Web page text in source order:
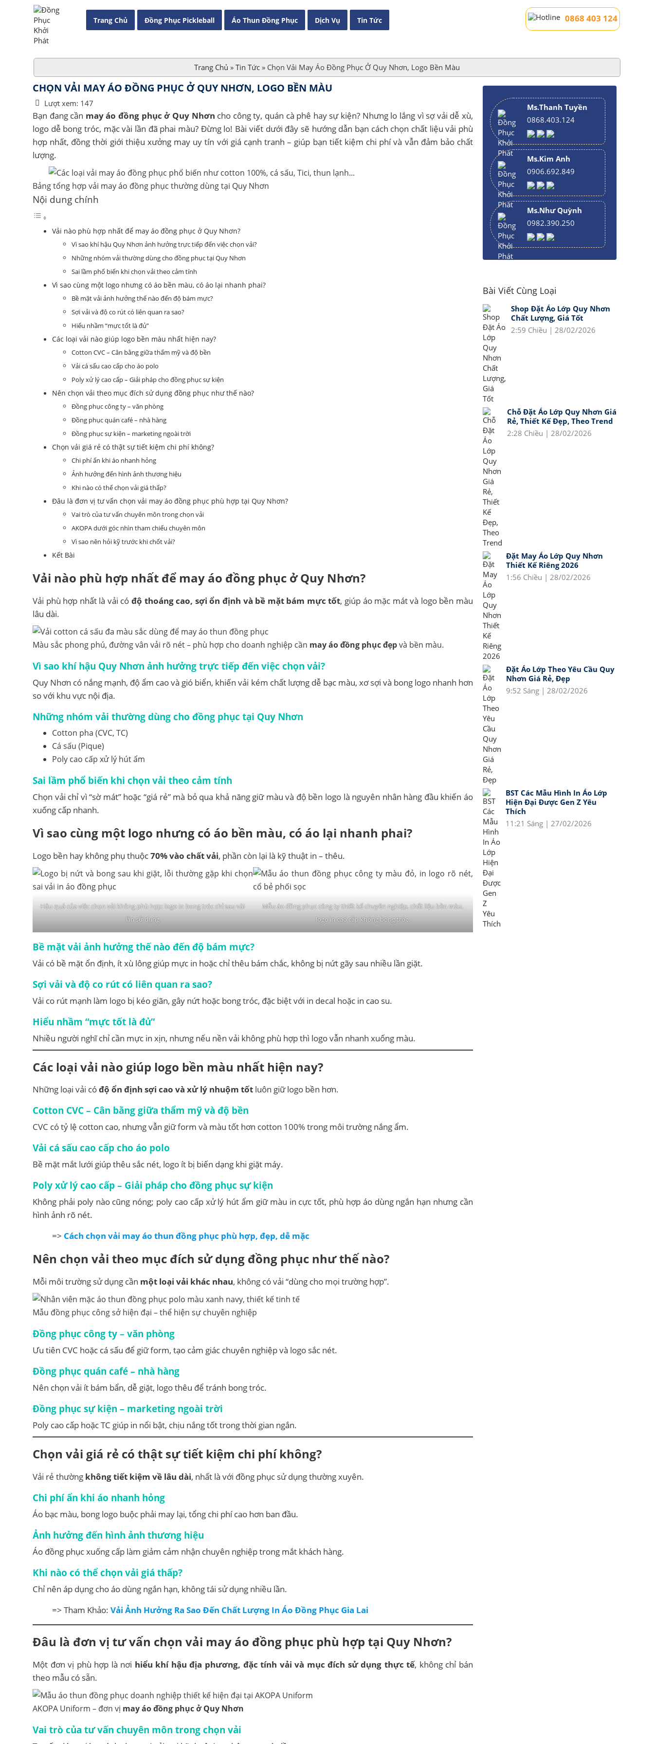
Trang Chủ Đồng Phục Pickleball Áo Thun Đồng Phục Dịch Vụ Tin Tức 0868 403 124
Trang Chủ » Tin Tức » Chọn Vải May Áo Đồng Phục Ở Quy Nhơn, Logo Bền Màu
CHỌN VẢI MAY ÁO ĐỒNG PHỤC Ở QUY NHƠN, LOGO BỀN MÀU
Lượt xem: 147
Bạn đang cần may áo đồng phục ở Quy Nhơn cho công ty, quán cà phê hay sự kiện? Nhưng lo lắng vì sợ vải dễ xù,
logo dễ bong tróc, mặc vài lần đã phai màu? Đừng lo! Bài viết dưới đây sẽ hướng dẫn bạn cách chọn chất liệu vải phù
hợp nhất, đồng thời giới thiệu xưởng may uy tín với giá cạnh tranh – giúp bạn tiết kiệm chi phí và vẫn đảm bảo chất
lượng.
Bảng tổng hợp vải may áo đồng phục thường dùng tại Quy Nhơn
Nội dung chính
Vải nào phù hợp nhất để may áo đồng phục ở Quy Nhơn?
Vì sao khí hậu Quy Nhơn ảnh hưởng trực tiếp đến việc chọn vải?
Những nhóm vải thường dùng cho đồng phục tại Quy Nhơn
Sai lầm phổ biến khi chọn vải theo cảm tính
Vì sao cùng một logo nhưng có áo bền màu, có áo lại nhanh phai?
Bề mặt vải ảnh hưởng thế nào đến độ bám mực?
Sợi vải và độ co rút có liên quan ra sao?
Hiểu nhầm “mực tốt là đủ”
Các loại vải nào giúp logo bền màu nhất hiện nay?
Cotton CVC – Cân bằng giữa thẩm mỹ và độ bền
Vải cá sấu cao cấp cho áo polo
Poly xử lý cao cấp – Giải pháp cho đồng phục sự kiện
Nên chọn vải theo mục đích sử dụng đồng phục như thế nào?
Đồng phục công ty – văn phòng
Đồng phục quán café – nhà hàng
Đồng phục sự kiện – marketing ngoài trời
Chọn vải giá rẻ có thật sự tiết kiệm chi phí không?
Chi phí ẩn khi áo nhanh hỏng
Ảnh hưởng đến hình ảnh thương hiệu
Khi nào có thể chọn vải giá thấp?
Đâu là đơn vị tư vấn chọn vải may áo đồng phục phù hợp tại Quy Nhơn?
Vai trò của tư vấn chuyên môn trong chọn vải
AKOPA dưới góc nhìn tham chiếu chuyên môn
Vì sao nên hỏi kỹ trước khi chốt vải?
Kết Bài
Vải nào phù hợp nhất để may áo đồng phục ở Quy Nhơn?
Vải phù hợp nhất là vải cóđộ thoáng cao, sợi ổn định và bề mặt bám mực tốt, giúp áo mặc mát và logo bền màu
lâu dài.
Màu sắc phong phú, đường vân vải rõ nét – phù hợp cho doanh nghiệp cần may áo đồng phục đẹpvà bền màu.
Vì sao khí hậu Quy Nhơn ảnh hưởng trực tiếp đến việc chọn vải?
Quy Nhơn có nắng mạnh, độ ẩm cao và gió biển, khiến vải kém chất lượng dễ bạc màu, xơ sợi và bong logo nhanh hơn
so với khu vực nội địa.
Những nhóm vải thường dùng cho đồng phục tại Quy Nhơn
Cotton pha (CVC, TC)
Cá sấu (Pique)
Poly cao cấp xử lý hút ẩm
Sai lầm phổ biến khi chọn vải theo cảm tính
Chọn vải chỉ vì “sờ mát” hoặc “giá rẻ” mà bỏ qua khả năng giữ màu và độ bền logo là nguyên nhân hàng đầu khiến áo
xuống cấp nhanh.
Vì sao cùng một logo nhưng có áo bền màu, có áo lại nhanh phai?
Logo bền hay không phụ thuộc70% vào chất vải, phần còn lại là kỹ thuật in – thêu.
Hậu quả của việc chọn vải không phù hợp: logo in bong tróc chỉ sau vài
lần sử dụng
Mẫu áo đồng phục công ty thiết kế chuyên nghiệp, chất liệu bền màu,
logo in cao cấp không bong tróc.
Bề mặt vải ảnh hưởng thế nào đến độ bám mực?
Vải có bề mặt ổn định, ít xù lông giúp mực in hoặc chỉ thêu bám chắc, không bị nứt gãy sau nhiều lần giặt.
Sợi vải và độ co rút có liên quan ra sao?
Vải co rút mạnh làm logo bị kéo giãn, gây nứt hoặc bong tróc, đặc biệt với in decal hoặc in cao su.
Hiểu nhầm “mực tốt là đủ”
Nhiều người nghĩ chỉ cần mực in xịn, nhưng nếu nền vải không phù hợp thì logo vẫn nhanh xuống màu.
Các loại vải nào giúp logo bền màu nhất hiện nay?
Những loại vải cóđộ ổn định sợi cao và xử lý nhuộm tốt luôn giữ logo bền hơn.
Cotton CVC – Cân bằng giữa thẩm mỹ và độ bền
CVC có tỷ lệ cotton cao, nhưng vẫn giữ form và màu tốt hơn cotton 100% trong môi trường nắng ẩm.
Vải cá sấu cao cấp cho áo polo
Bề mặt mắt lưới giúp thêu sắc nét, logo ít bị biến dạng khi giặt máy.
Poly xử lý cao cấp – Giải pháp cho đồng phục sự kiện
Không phải poly nào cũng nóng; poly cao cấp xử lý hút ẩm giữ màu in cực tốt, phù hợp áo dùng ngắn hạn nhưng cần
hình ảnh rõ nét.
=> Cách chọn vải may áo thun đồng phục phù hợp, đẹp, dễ mặc
Nên chọn vải theo mục đích sử dụng đồng phục như thế nào?
Mỗi môi trường sử dụng cần một loại vải khác nhau, không có vải “dùng cho mọi trường hợp”.
Mẫu đồng phục công sở hiện đại – thể hiện sự chuyên nghiệp
Đồng phục công ty – văn phòng
Ưu tiên CVC hoặc cá sấu để giữ form, tạo cảm giác chuyên nghiệp và logo sắc nét.
Đồng phục quán café – nhà hàng
Nên chọn vải ít bám bẩn, dễ giặt, logo thêu để tránh bong tróc.
Đồng phục sự kiện – marketing ngoài trời
Poly cao cấp hoặc TC giúp in nổi bật, chịu nắng tốt trong thời gian ngắn.
Chọn vải giá rẻ có thật sự tiết kiệm chi phí không?
Vải rẻ thường không tiết kiệm về lâu dài, nhất là với đồng phục sử dụng thường xuyên.
Chi phí ẩn khi áo nhanh hỏng
Áo bạc màu, bong logo buộc phải may lại, tổng chi phí cao hơn ban đầu.
Ảnh hưởng đến hình ảnh thương hiệu
Áo đồng phục xuống cấp làm giảm cảm nhận chuyên nghiệp trong mắt khách hàng.
Khi nào có thể chọn vải giá thấp?
Chỉ nên áp dụng cho áo dùng ngắn hạn, không tái sử dụng nhiều lần.
=> Tham Khảo: Vải Ảnh Hưởng Ra Sao Đến Chất Lượng In Áo Đồng Phục Gia Lai
Đâu là đơn vị tư vấn chọn vải may áo đồng phục phù hợp tại Quy Nhơn?
Một đơn vị phù hợp là nơi hiểu khí hậu địa phương, đặc tính vải và mục đích sử dụng thực tế, không chỉ bán
theo mẫu có sẵn.
AKOPA Uniform – đơn vị may áo đồng phục ở Quy Nhơn
Vai trò của tư vấn chuyên môn trong chọn vải
Ms.Thanh Tuyền
0868.403.124
Ms.Kim Anh
0906.692.849
Ms.Như Quỳnh
0982.390.250
Bài Viết Cùng Loại
Shop Đặt Áo Lớp Quy Nhơn
Chất Lượng, Giá Tốt
2:59 Chiều | 28/02/2026
Chỗ Đặt Áo Lớp Quy Nhơn Giá
Rẻ, Thiết Kế Đẹp, Theo Trend
2:28 Chiều | 28/02/2026
Đặt May Áo Lớp Quy Nhơn
Thiết Kế Riêng 2026
1:56 Chiều | 28/02/2026
Đặt Áo Lớp Theo Yêu Cầu Quy
Nhơn Giá Rẻ, Đẹp
9:52 Sáng | 28/02/2026
BST Các Mẫu Hình In Áo Lớp
Hiện Đại Được Gen Z Yêu
Thích
11:21 Sáng | 27/02/2026